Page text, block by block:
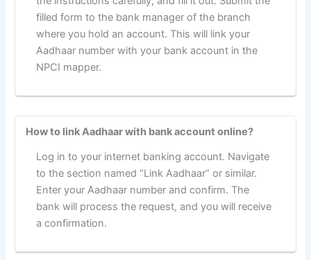
filled form to the bank manager of the branch
where you hold an account. This will link your
Aadhaar number with your bank account in the
NPCI mapper.
How to link Aadhaar with bank account online?
Log in to your internet banking account. Navigate
to the section named “Link Aadhaar” or similar.
Enter your Aadhaar number and confirm. The
bank will process the request, and you will receive
a confirmation.